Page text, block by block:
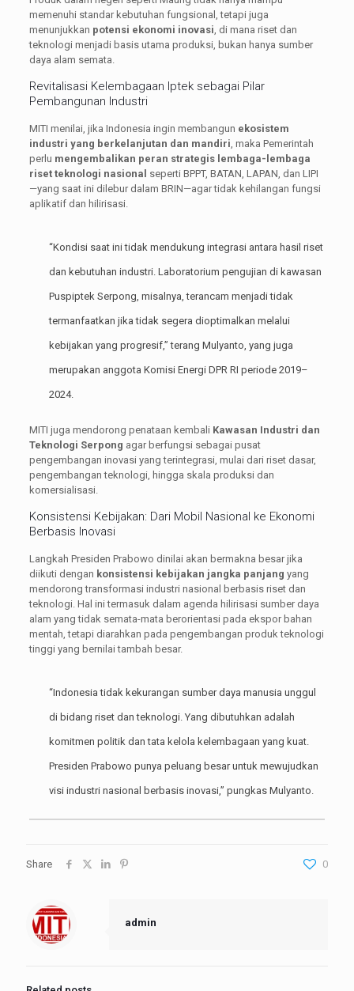
memenuhi standar kebutuhan fungsional, tetapi juga
menunjukkan potensi ekonomi inovasi , di mana riset dan
teknologi menjadi basis utama produksi, bukan hanya sumber
daya alam semata.
Revitalisasi Kelembagaan Iptek sebagai Pilar
Pembangunan Industri
MITI menilai, jika Indonesia ingin membangun ekosistem
industri yang berkelanjutan dan mandiri , maka Pemerintah
perlu mengembalikan peran strategis lembaga-lembaga
riset teknologi nasional seperti BPPT, BATAN, LAPAN, dan LIPI
—yang saat ini dilebur dalam BRIN—agar tidak kehilangan fungsi
aplikatif dan hilirisasi.
“Kondisi saat ini tidak mendukung integrasi antara hasil riset
dan kebutuhan industri. Laboratorium pengujian di kawasan
Puspiptek Serpong, misalnya, terancam menjadi tidak
termanfaatkan jika tidak segera dioptimalkan melalui
kebijakan yang progresif,” terang Mulyanto, yang juga
merupakan anggota Komisi Energi DPR RI periode 2019–
2024.
MITI juga mendorong penataan kembali Kawasan Industri dan
Teknologi Serpong agar berfungsi sebagai pusat
pengembangan inovasi yang terintegrasi, mulai dari riset dasar,
pengembangan teknologi, hingga skala produksi dan
komersialisasi.
Konsistensi Kebijakan: Dari Mobil Nasional ke Ekonomi
Berbasis Inovasi
Langkah Presiden Prabowo dinilai akan bermakna besar jika
diikuti dengan konsistensi kebijakan jangka panjang yang
mendorong transformasi industri nasional berbasis riset dan
teknologi. Hal ini termasuk dalam agenda hilirisasi sumber daya
alam yang tidak semata-mata berorientasi pada ekspor bahan
mentah, tetapi diarahkan pada pengembangan produk teknologi
tinggi yang bernilai tambah besar.
“Indonesia tidak kekurangan sumber daya manusia unggul
di bidang riset dan teknologi. Yang dibutuhkan adalah
komitmen politik dan tata kelola kelembagaan yang kuat.
Presiden Prabowo punya peluang besar untuk mewujudkan
visi industri nasional berbasis inovasi,” pungkas Mulyanto.
Share 0
admin